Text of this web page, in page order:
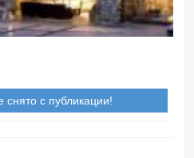
с публикации!